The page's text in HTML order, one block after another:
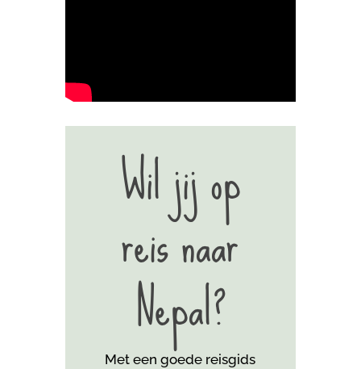
Wil jij op
reis naar
Nepal?
Met een goede reisgids